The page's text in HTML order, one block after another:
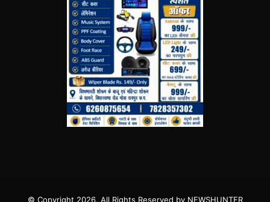
© Copyright 2026, All Rights Reserved by NEWSHUNTER